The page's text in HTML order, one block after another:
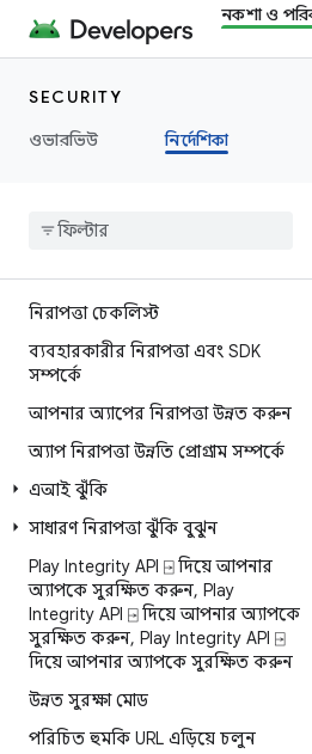
নকশা ও
SECURITY
ওভারভিউ
নির্দেশিকা
নিরাপত্তা চেকলিস্ট
ব্যবহারকারীর নিরাপত্তা এবং SDK
সম্পর্কে
আপনার অ্যাপের নিরাপত্তা উন্নত করুন
অ্যাপ নিরাপত্তা উন্নতি প্রোগ্রাম সম্পর্কে
এআই ঝুঁকি
সাধারণ নিরাপত্তা ঝুঁকি বুঝুন
Play Integrity API ⍈ দিয়ে আপনার
অ্যাপকে সুরক্ষিত করুন, Play
Integrity API ⍈ দিয়ে আপনার অ্যাপকে
সুরক্ষিত করুন, Play Integrity API ⍈
দিয়ে আপনার অ্যাপকে সুরক্ষিত করুন
উন্নত সুরক্ষা মোড
পরিচিত হুমকি URL এড়িয়ে চলুন